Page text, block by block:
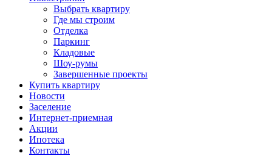
Выбрать квартиру
Где мы строим
Отделка
Паркинг
Кладовые
Шоу-румы
Завершенные проекты
Купить квартиру
Новости
Заселение
Интернет-приемная
Акции
Ипотека
Контакты